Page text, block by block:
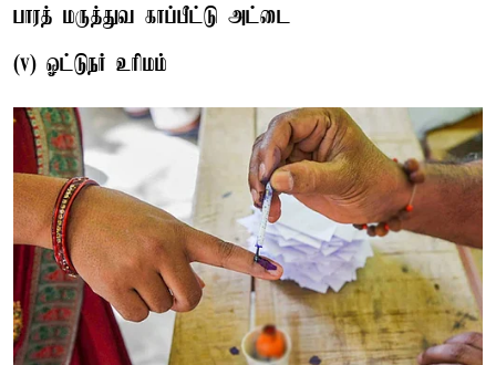
பாரத் மருத்துவ காப்பீட்டு அட்டை
(v) ஓட்டுநர் உரிமம்